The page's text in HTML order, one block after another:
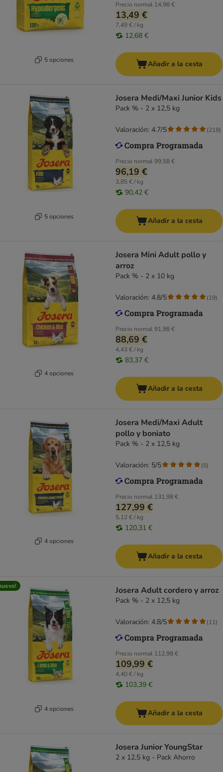
5 opciones
Precio normal 14,98 €
13,49 €
7,49 € / kg
12,68 €
Añadir a la cesta
5 opciones
Josera Medi/Maxi Junior Kids
Pack % - 2 x 12,5 kg
Precio normal99,58 €
96,19 €
3,85 € / kg
90,42 €
Valoración: 4.7/5 (218)
Añadir a la cesta
4 opciones
Josera Mini Adult pollo y
arroz
Pack % - 2 x 10 kg
Precio normal91,98 €
88,69 €
4,43 € / kg
83,37 €
Valoración: 4.8/5 (19)
Añadir a la cesta
4 opciones
Josera Medi/Maxi Adult
pollo y boniato
Pack % - 2 x 12,5 kg
Precio normal 131,98 €
127,99 €
5,12 € / kg
120,31 €
Valoración: 5/5 (5)
Añadir a la cesta
4 opciones
Josera Adult cordero y arroz
Pack % - 2 x 12,5 kg
Precio normal 112,98 €
109,99 €
4,40 € / kg
103,39 €
Valoración: 4.8/5 (11)
Añadir a la cesta
Josera Junior YoungStar
2 x 12,5 kg - Pack Ahorro